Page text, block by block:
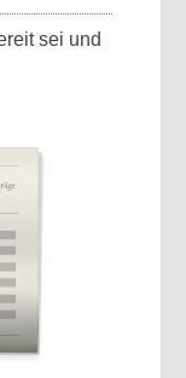
sei und